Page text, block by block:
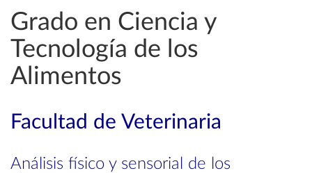
Grado en Ciencia y
Tecnología de los
Alimentos
Facultad de Veterinaria
Análisis físico y sensorial de los